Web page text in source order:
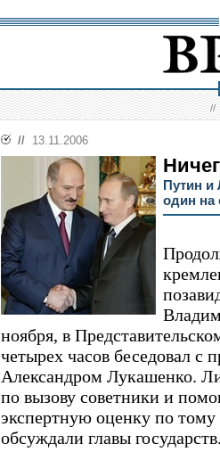
//
// 13.11.2006
Путин и
один на
ноября, в
четырех часов беседовал с
Александром Лукашенко.
по вызову советники и
экспертную оценку по
обсуждали главы